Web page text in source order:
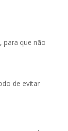
para que não
de evitar